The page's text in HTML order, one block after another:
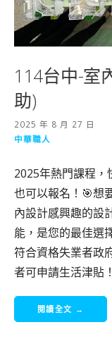
114台中-室
助)
2025 年 8 月 27 日
中華職人
2025年熱門課程，
也可以報名！🎯想
內設計感興趣的設
能，是您的最佳選
符合資格失業者政
者可申請生活津貼！
閱讀全文 →